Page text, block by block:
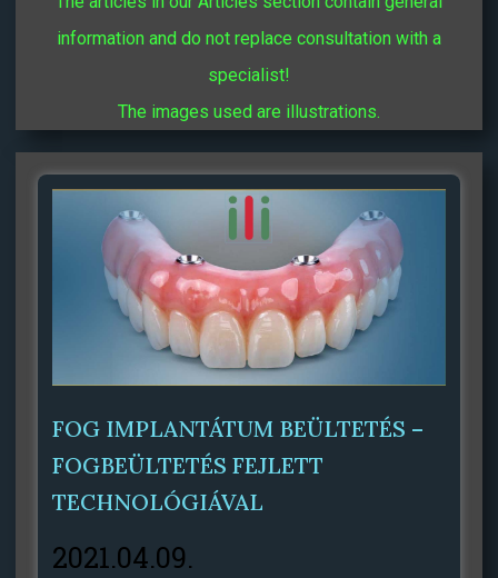
information and do not replace consultation with a
specialist!
The images used are illustrations.
FOG IMPLANTÁTUM BEÜLTETÉS –
FOGBEÜLTETÉS FEJLETT
TECHNOLÓGIÁVAL
2021.04.09.
OldalOldal Oldal OldalOldal OldalOldalOldal